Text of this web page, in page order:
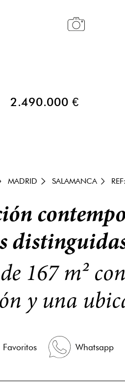
2.490.000 €
MADRID SALAMANCA
167 m²
y una
Favoritos Whatsapp